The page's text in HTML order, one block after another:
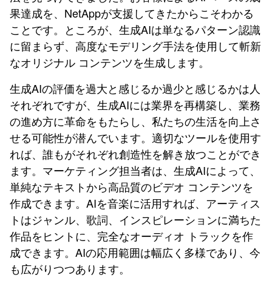
果達成を、NetAppが支援してきたからこそわかる
ことです。ところが、生成AIは単なるパターン認識
に留まらず、高度なモデリング手法を使用して斬新
なオリジナル コンテンツを生成します。
生成AIの評価を過大と感じるか過少と感じるかは人
それぞれですが、生成AIには業界を再構築し、業務
の進め方に革命をもたらし、私たちの生活を向上さ
せる可能性が潜んでいます。適切なツールを使用す
れば、誰もがそれぞれ創造性を解き放つことができ
ます。マーケティング担当者は、生成AIによって、
単純なテキストから高品質のビデオ コンテンツを
作成できます。AIを音楽に活用すれば、アーティス
トはジャンル、歌詞、インスピレーションに満ちた
作品をヒントに、完全なオーディオ トラックを作
成できます。AIの応用範囲は幅広く多様であり、今
も広がりつつあります。